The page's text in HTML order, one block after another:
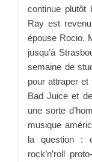
continue plutôt
Ray est
épouse Rocio.
jusqu’à
semaine de
pour attraper
Bad Juice et
une sorte
musique
la question :
rock’n’roll